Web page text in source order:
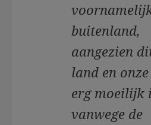
buitenland,
aangezien
land en
erg moeilijk
vanwege de